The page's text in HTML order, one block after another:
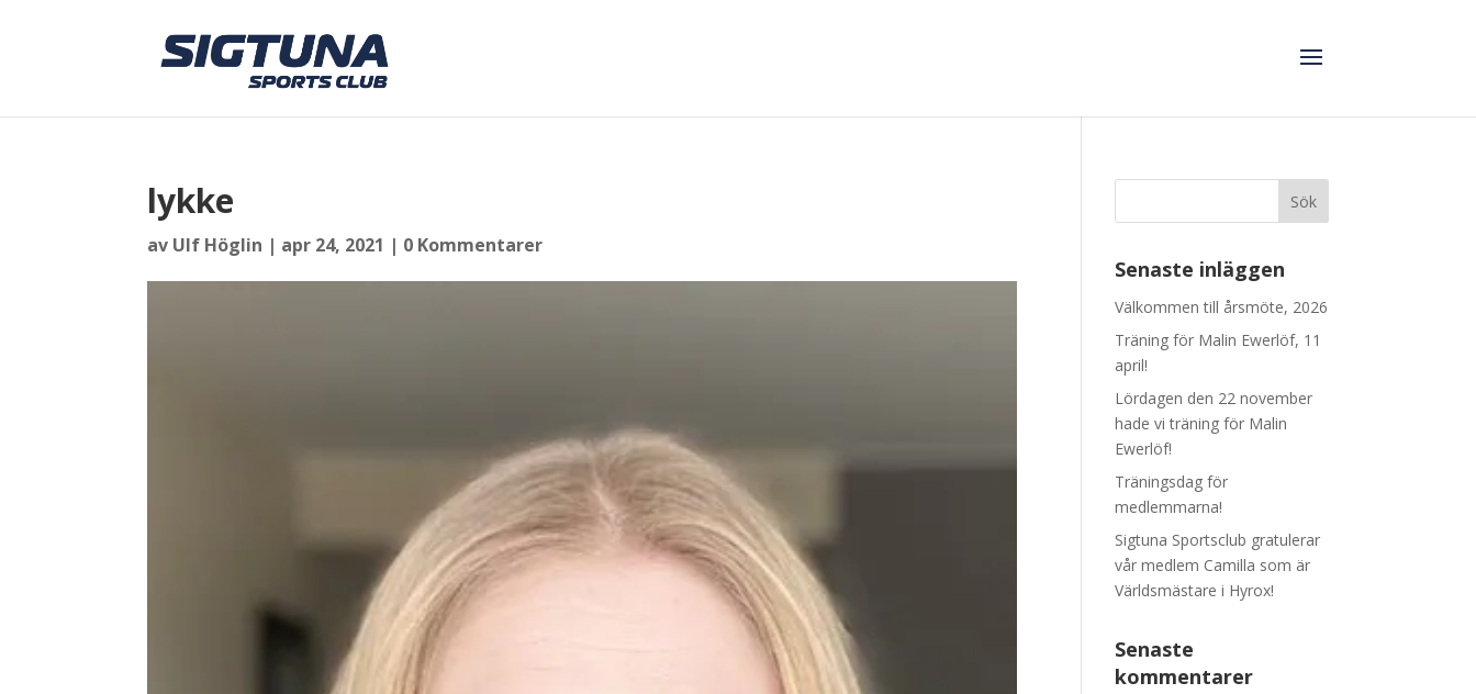
lykke
av Ulf Höglin | apr 24, 2021 | 0 Kommentarer
Senaste inläggen
Välkommen till årsmöte, 2026
Träning för Malin Ewerlöf, 11
april!
Lördagen den 22 november
hade vi träning för Malin
Ewerlöf!
Träningsdag för
medlemmarna!
Sigtuna Sportsclub gratulerar
vår medlem Camilla som är
Världsmästare i Hyrox!
Senaste
kommentarer